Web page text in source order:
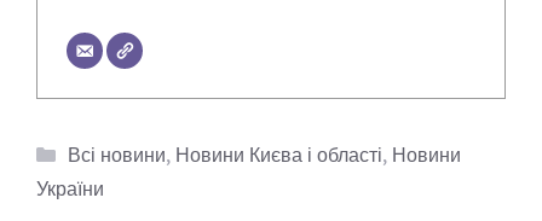
Категорії
Всі новини, Новини Києва і області, Новини
України